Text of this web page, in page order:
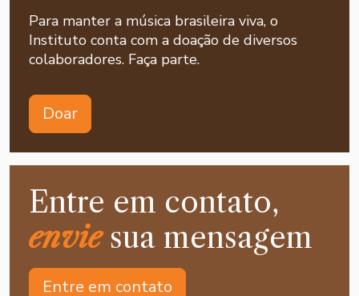
Para manter a música brasileira viva, o
Instituto conta com a doação de diversos
colaboradores. Faça parte.
Doar
Entre em contato,
enviesua mensagem
Entre em contato